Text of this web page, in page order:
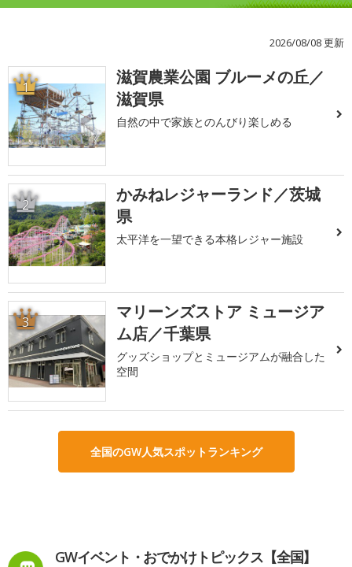
2026/08/08 更新
1
滋賀農業公園 ブルーメの丘／
滋賀県
自然の中で家族とのんびり楽しめる
2
かみねレジャーランド／茨城
県
太平洋を一望できる本格レジャー施設
3
マリーンズストア ミュージア
ム店／千葉県
グッズショップとミュージアムが融合した
空間
全国のGW人気スポットランキング
GWイベント・おでかけトピックス【全国】